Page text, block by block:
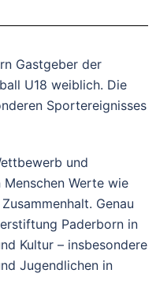
Gastgeber der
U18 weiblich. Die
Sportereignisses
und
Werte wie
Genau
Paderborn in
Kultur – insbesondere
Jugendlichen in